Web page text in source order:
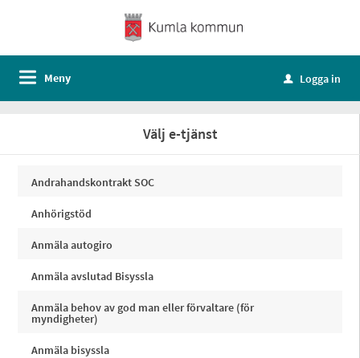
Meny u Logga in
Välj e-tjänst
Andrahandskontrakt SOC
Anhörigstöd
Anmäla autogiro
Anmäla avslutad Bisyssla
Anmäla behov av god man eller förvaltare (för
myndigheter)
Anmäla bisyssla